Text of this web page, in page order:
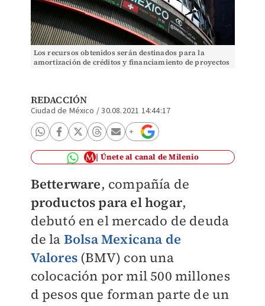
Los recursos obtenidos serán destinados para la
amortización de créditos y financiamiento de proyectos
REDACCIÓN
Ciudad de México /30.08.2021 14:44:17
Únete al canal de Milenio
Betterware, compañía de
productos para el hogar,
debutó en el mercado de deuda
de la Bolsa Mexicana de
Valores(BMV) con una
colocación por mil 500 millones
d pesos que forman parte de un